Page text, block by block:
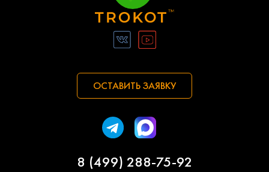
ОСТАВИТЬ ЗАЯВКУ
8 (499) 288-75-92